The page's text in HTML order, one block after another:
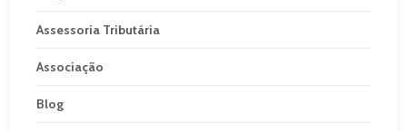
Assessoria Tributária
Associação
Blog